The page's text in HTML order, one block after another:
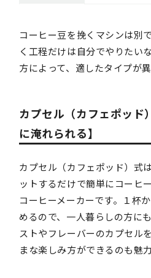
コーヒー豆を挽くマシンは別
く工程だけは自分でやりたい
方によって、適したタイプが異
カプセル（カフェポッド
に淹れられる】
カプセル（カフェポッド）式
ットするだけで簡単にコーヒ
コーヒーメーカーです。１杯
めるので、一人暮らしの方に
ストやフレーバーのカプセル
まな楽しみ方ができるのも魅力